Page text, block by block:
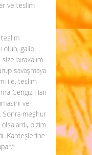
ve teslim
teslim
olun, galib
bırakalım
savaşmaya
ile, teslim
Cengiz Han
ve
Sonra meşhur
bizim
Kardeşlerine